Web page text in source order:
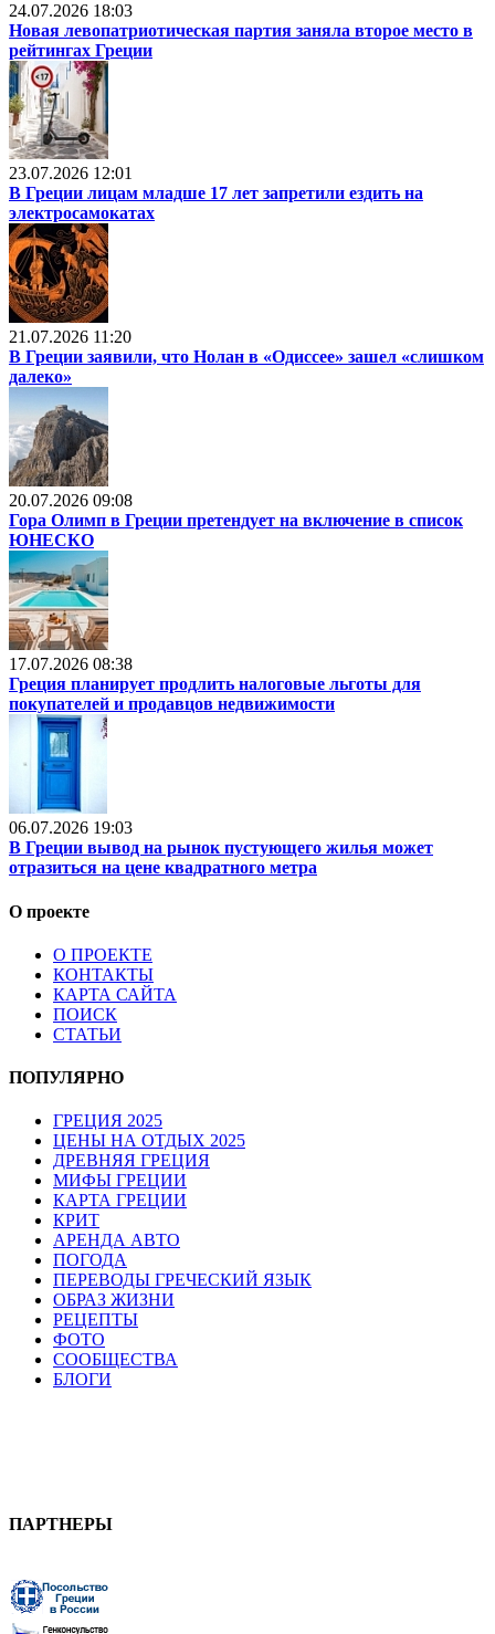
24.07.2026 18:03
Новая левопатриотическая партия заняла второе место в
рейтингах Греции
23.07.2026 12:01
В Греции лицам младше 17 лет запретили ездить на
электросамокатах
21.07.2026 11:20
В Греции заявили, что Нолан в «Одиссее» зашел «слишком
далеко»
20.07.2026 09:08
Гора Олимп в Греции претендует на включение в список
ЮНЕСКО
17.07.2026 08:38
Греция планирует продлить налоговые льготы для
покупателей и продавцов недвижимости
06.07.2026 19:03
В Греции вывод на рынок пустующего жилья может
отразиться на цене квадратного метра
О проекте
О ПРОЕКТЕ
КОНТАКТЫ
КАРТА САЙТА
ПОИСК
СТАТЬИ
ПОПУЛЯРНО
ГРЕЦИЯ 2025
ЦЕНЫ НА ОТДЫХ 2025
ДРЕВНЯЯ ГРЕЦИЯ
МИФЫ ГРЕЦИИ
КАРТА ГРЕЦИИ
КРИТ
АРЕНДА АВТО
ПОГОДА
ПЕРЕВОДЫ ГРЕЧЕСКИЙ ЯЗЫК
ОБРАЗ ЖИЗНИ
РЕЦЕПТЫ
ФОТО
СООБЩЕСТВА
БЛОГИ
ПАРТНЕРЫ